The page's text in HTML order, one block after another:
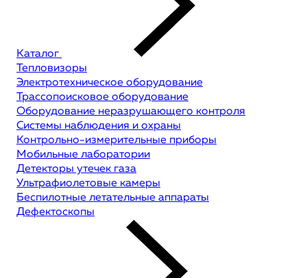
Каталог
Тепловизоры
Электротехническое оборудование
Трассопоисковое оборудование
Оборудование неразрушающего контроля
Системы наблюдения и охраны
Контрольно-измерительные приборы
Мобильные лаборатории
Детекторы утечек газа
Ультрафиолетовые камеры
Беспилотные летательные аппараты
Дефектоскопы